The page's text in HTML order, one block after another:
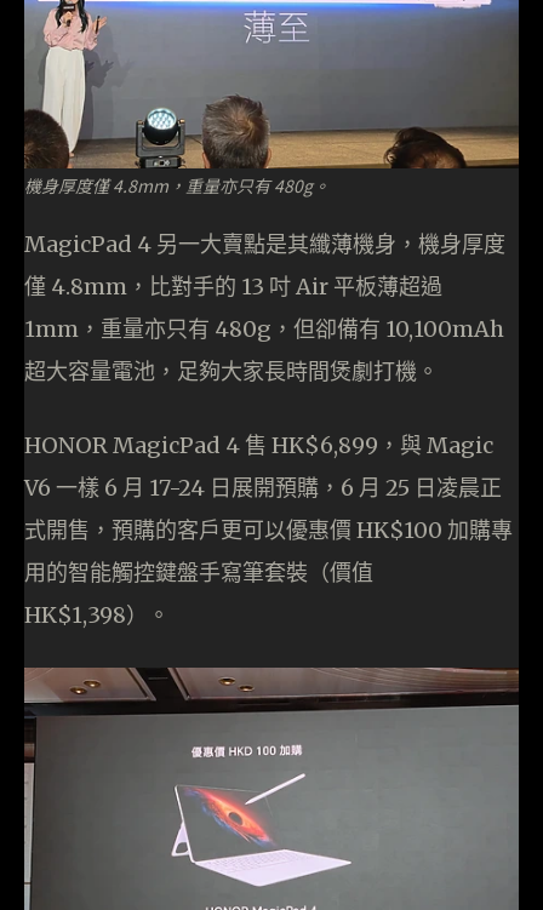
機身厚度僅 4.8mm，重量亦只有 480g。
MagicPad 4 另一大賣點是其纖薄機身，機身厚度
僅 4.8mm，比對手的 13 吋 Air 平板薄超過
1mm，重量亦只有 480g，但卻備有 10,100mAh
超大容量電池，足夠大家長時間煲劇打機。
HONOR MagicPad 4 售 HK$6,899，與 Magic
V6 一樣 6 月 17-24 日展開預購，6 月 25 日凌晨正
式開售，預購的客戶更可以優惠價 HK$100 加購專
用的智能觸控鍵盤手寫筆套裝（價值
HK$1,398）。